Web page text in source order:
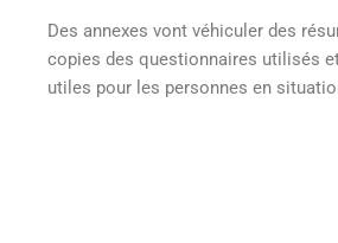
Des annexes vont véhiculer des
copies des questionnaires utilisés
utiles pour les personnes en